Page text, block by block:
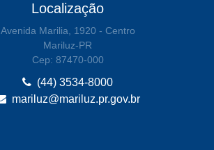
Localização
Avenida Marilia, 1920 - Centro
Mariluz-PR
Cep: 87470-000
(44) 3534-8000
mariluz@mariluz.pr.gov.br